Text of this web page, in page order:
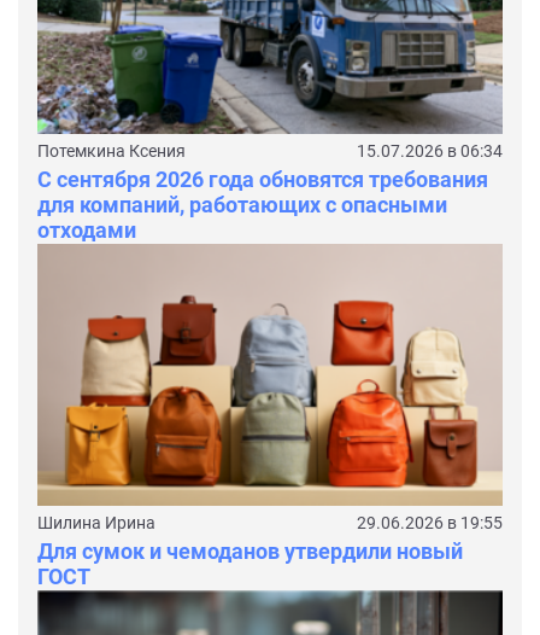
Потемкина Ксения 15.07.2026 в 06:34
С сентября 2026 года обновятся требования
для компаний, работающих с опасными
отходами
Шилина Ирина 29.06.2026 в 19:55
Для сумок и чемоданов утвердили новый
ГОСТ